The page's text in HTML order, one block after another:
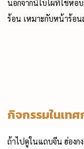
นอกจากนี้ใบไผ่ที่ใช้ห่อ
ร้อน เหมาะกับหน้าร้อน
กิจกรรมในเทศ
ถ้าไปดูในแถบจีน ฮ่องก